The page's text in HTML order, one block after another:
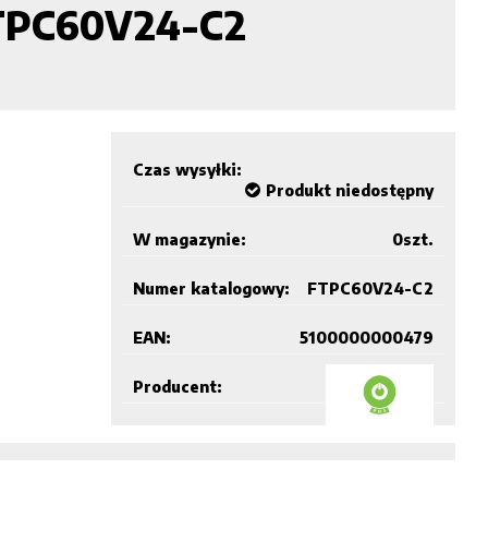
C2
Czas wysyłki:
Produkt niedostępny
W magazynie: szt.
0
Numer katalogowy: FTPC60V24-C2
EAN: 5100000000479
Producent: